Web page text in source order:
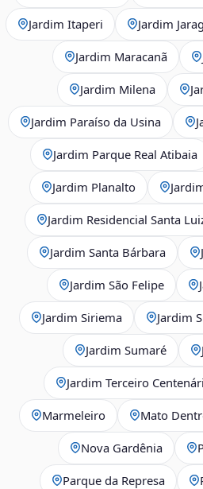
Jardim Itaperi Jardim
Jardim Maracanã
Jardim Milena
Jardim Paraíso da Usina
Jardim Parque Real Atibaia
Jardim Planalto
Jardim Residencial Santa
Jardim Santa Bárbara
Jardim São Felipe
Jardim Siriema Jardim
Jardim Sumaré
Jardim Terceiro
Marmeleiro Mato
Nova Gardênia
Parque da Represa